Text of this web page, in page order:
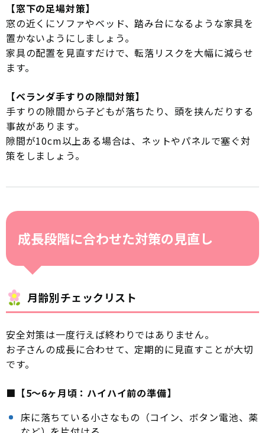
【窓下の足場対策】
窓の近くにソファやベッド、踏み台になるような家具を
置かないようにしましょう。
家具の配置を見直すだけで、転落リスクを大幅に減らせ
ます。
【ベランダ手すりの隙間対策】
手すりの隙間から子どもが落ちたり、頭を挟んだりする
事故があります。
隙間が10cm以上ある場合は、ネットやパネルで塞ぐ対
策をしましょう。
成長段階に合わせた対策の見直し
月齢別チェックリスト
安全対策は一度行えば終わりではありません。
お子さんの成長に合わせて、定期的に見直すことが大切
です。
■【5〜6ヶ月頃：ハイハイ前の準備】
床に落ちている小さなもの（コイン、ボタン電池、薬